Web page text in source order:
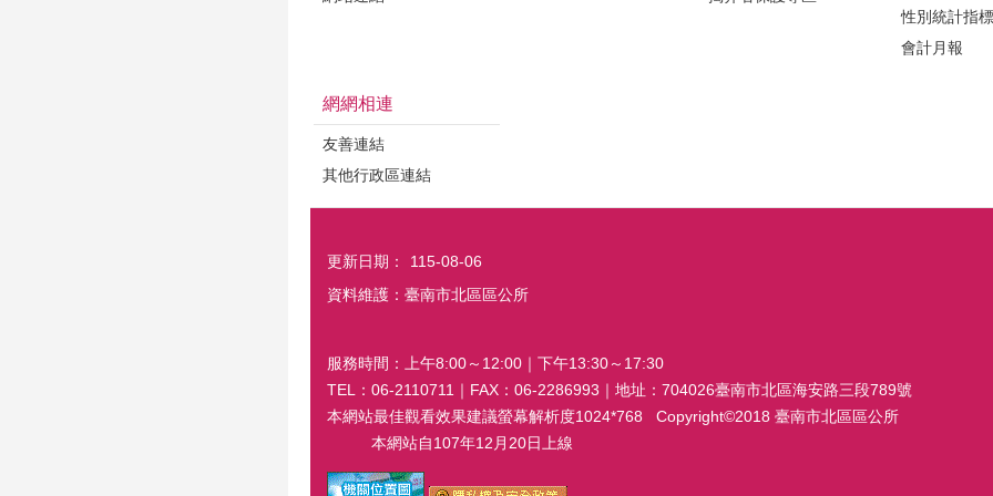
性別統計指標
會計月報
網網相連
友善連結
其他行政區連結
更新日期：
115-08-06
資料維護：臺南市北區區公所
服務時間：上午8:00～12:00｜下午13:30～17:30
TEL：06-2110711｜FAX：06-2286993｜地址：704026臺南市北區海安路三段789號
本網站最佳觀看效果建議螢幕解析度1024*768 Copyright©2018 臺南市北區區公所
本網站自107年12月20日上線